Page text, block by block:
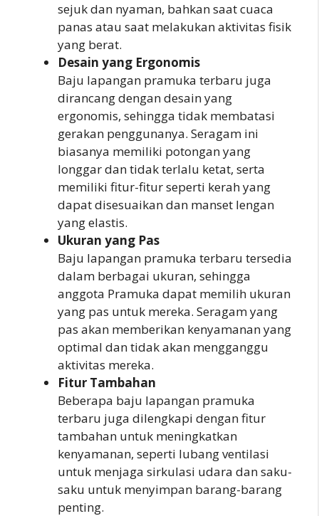
sejuk dan nyaman, bahkan saat cuaca
panas atau saat melakukan aktivitas fisik
yang berat.
Desain yang Ergonomis
Baju lapangan pramuka terbaru juga
dirancang dengan desain yang
ergonomis, sehingga tidak membatasi
gerakan penggunanya. Seragam ini
biasanya memiliki potongan yang
longgar dan tidak terlalu ketat, serta
memiliki fitur-fitur seperti kerah yang
dapat disesuaikan dan manset lengan
yang elastis.
Ukuran yang Pas
Baju lapangan pramuka terbaru tersedia
dalam berbagai ukuran, sehingga
anggota Pramuka dapat memilih ukuran
yang pas untuk mereka. Seragam yang
pas akan memberikan kenyamanan yang
optimal dan tidak akan mengganggu
aktivitas mereka.
Fitur Tambahan
Beberapa baju lapangan pramuka
terbaru juga dilengkapi dengan fitur
tambahan untuk meningkatkan
kenyamanan, seperti lubang ventilasi
untuk menjaga sirkulasi udara dan saku-
saku untuk menyimpan barang-barang
penting.